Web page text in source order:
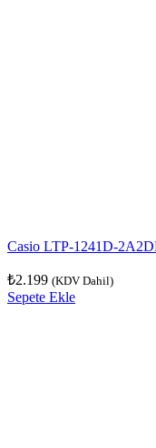
Casio LTP-1241D-
₺2.199 (KDV Dahil)
Sepete Ekle